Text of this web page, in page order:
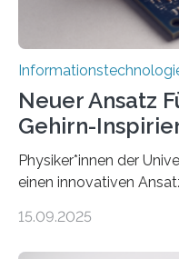
Neuer Ansatz
Gehirn-
Physiker*innen der
einen innovativen
Lösungsweg ist
15.09.2025